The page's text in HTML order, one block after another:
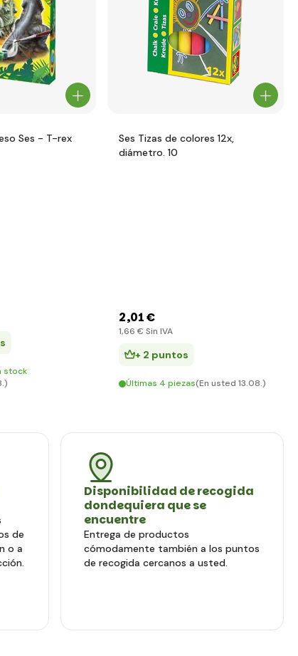
Ses - T-rex
stock
Ses Tizas de colores 12x,
diámetro. 10
2,01 €
1,66 € Sin IVA
+ 2 puntos
Últimas 4 piezas(En usted 13.08.)
de
o a
Disponibilidad de recogida
dondequiera que se
encuentre
Entrega de productos
cómodamente también a los puntos
de recogida cercanos a usted.